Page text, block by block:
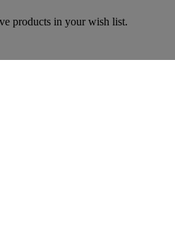
products in your wish list.